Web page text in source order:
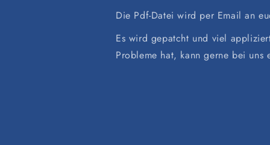
Die Pdf-Datei wird per Email an
Es wird gepatcht und viel
Probleme hat, kann gerne bei uns